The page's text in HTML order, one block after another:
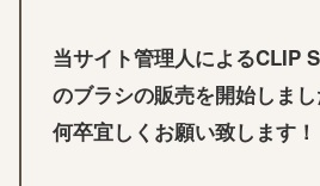
当サイト管理人によるCLIP
のブラシの販売を開始しまし
何卒宜しくお願い致します！